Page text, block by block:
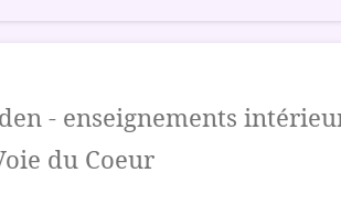
- enseignements
du Coeur